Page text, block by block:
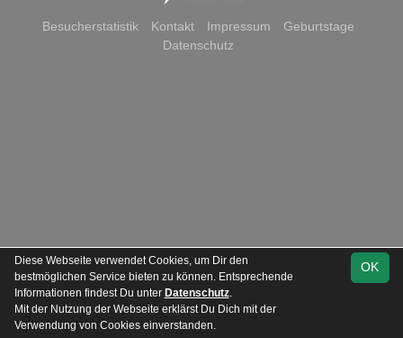
Besucherstatistik Kontakt Impressum
Geburtstage
Datenschutz
OK
Diese Webseite verwendet Cookies, um Dir den
bestmöglichen Service bieten zu können. Entsprechende
Informationen findest Du unter Datenschutz.
Mit der Nutzung der Webseite erklärst Du Dich mit der
Verwendung von Cookies einverstanden.